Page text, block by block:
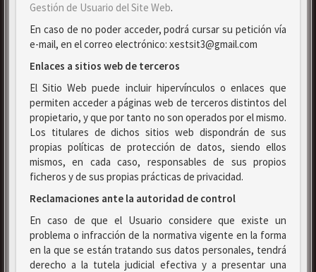
Gestión de Usuario del Site Web.
En caso de no poder acceder, podrá cursar su petición vía
e-mail, en el correo electrónico: xestsit3@gmail.com
Enlaces a sitios web de terceros
El Sitio Web puede incluir hipervínculos o enlaces que
permiten acceder a páginas web de terceros distintos del
propietario, y que por tanto no son operados por el mismo.
Los titulares de dichos sitios web dispondrán de sus
propias políticas de protección de datos, siendo ellos
mismos, en cada caso, responsables de sus propios
ficheros y de sus propias prácticas de privacidad.
Reclamaciones ante la autoridad de control
En caso de que el Usuario considere que existe un
problema o infracción de la normativa vigente en la forma
en la que se están tratando sus datos personales, tendrá
derecho a la tutela judicial efectiva y a presentar una